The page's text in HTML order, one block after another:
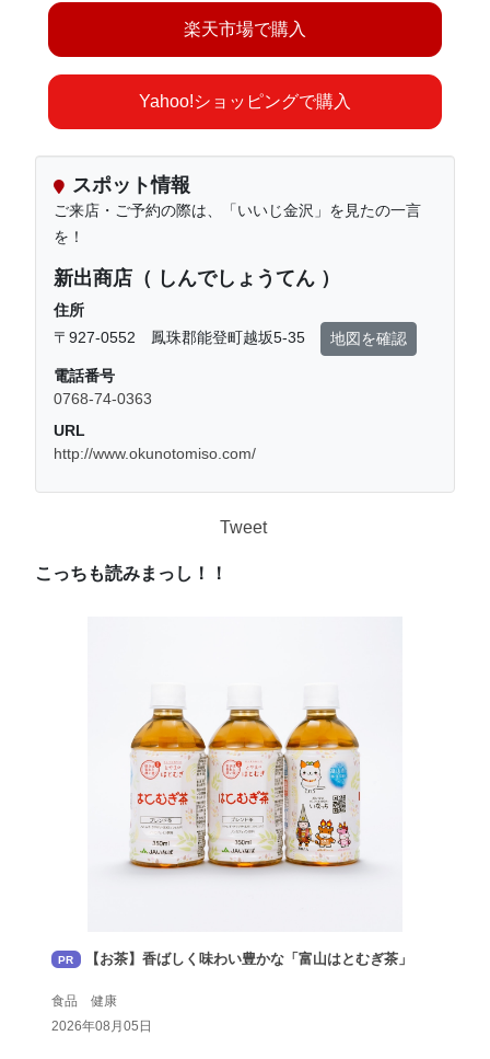
楽天市場で購入
Yahoo!ショッピングで購入
スポット情報
ご来店・ご予約の際は、「いいじ金沢」を見たの一言
を！
新出商店（ しんでしょうてん ）
住所
〒927-0552 鳳珠郡能登町越坂5-35
地図を確認
電話番号
0768-74-0363
URL
http://www.okunotomiso.com/
Tweet
こっちも読みまっし！！
PR 【お茶】香ばしく味わい豊かな「富山はとむぎ茶」
食品 健康
2026年08月05日